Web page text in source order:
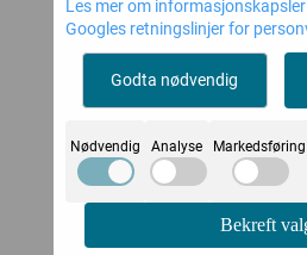
Alternative
Les mer om informasjonskapsler
Googles retningslinjer for
Godta nødvendig
Nødvendig Analyse Markedsføring
Bekreft